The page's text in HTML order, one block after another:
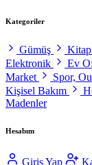
Kategoriler
Gümüş Kitap
Elektronik
Ev
Market
Spor,
Kişisel Bakım
Madenler
Hesabım
Giriş Yap